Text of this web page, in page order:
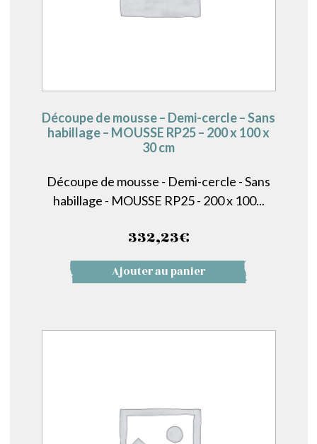
Découpe de mousse – Demi-cercle – Sans
habillage – MOUSSE RP25 – 200 x 100 x
30 cm
Découpe de mousse - Demi-cercle - Sans
habillage - MOUSSE RP25 - 200 x 100...
332,23€
Ajouter au panier